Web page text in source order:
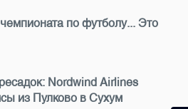
по футболу... Это
Nordwind Airlines
из Пулково в Сухум